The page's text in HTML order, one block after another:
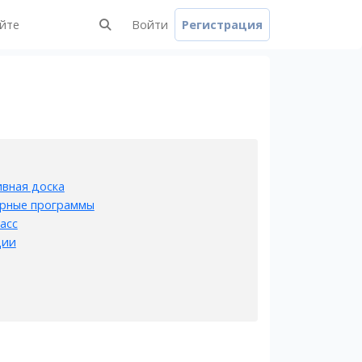
Войти Регистрация
доска
программы